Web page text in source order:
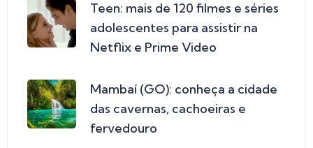
Teen: mais de 120 filmes e séries
adolescentes para assistir na
Netflix e Prime Video
Mambaí (GO): conheça a cidade
das cavernas, cachoeiras e
fervedouro